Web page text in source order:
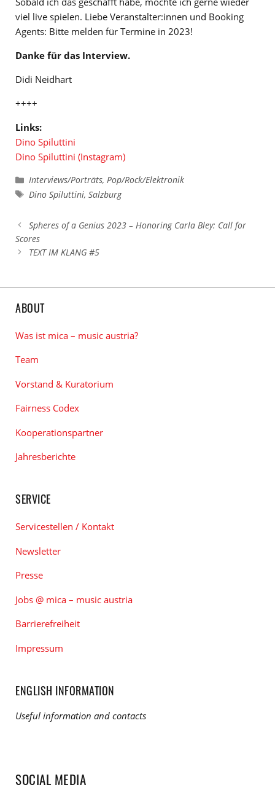
viel live spielen. Liebe Veranstalter:innen und Booking
Agents: Bitte melden für Termine in 2023!
Danke für das Interview.
Didi Neidhart
++++
Links:
Dino Spiluttini
Dino Spiluttini (Instagram)
Kategorien
Interviews/Porträts,Pop/Rock/Elektronik
Schlagwörter
Dino Spiluttini,Salzburg
Spheres of a Genius 2023 – Honoring Carla Bley: Call for
Scores
TEXT IM KLANG #5
ABOUT
Was ist mica – music austria?
Team
Vorstand & Kuratorium
Fairness Codex
Kooperationspartner
Jahresberichte
SERVICE
Servicestellen / Kontakt
Newsletter
Presse
Jobs @ mica – music austria
Barrierefreiheit
Impressum
ENGLISH INFORMATION
Useful information and contacts
SOCIAL MEDIA